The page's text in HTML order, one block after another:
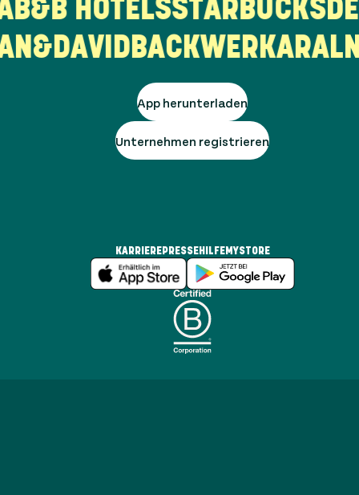
B&B HOTELSSTARBUCKS
BACKWERKARAL
App herunterladen
Unternehmen registrieren
KARRIEREPRESSEHILFEMYSTORE